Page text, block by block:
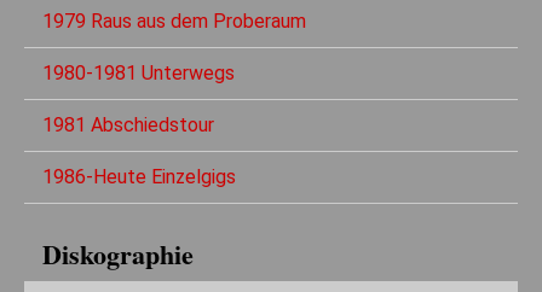
1979 Raus aus dem Proberaum
1980-1981 Unterwegs
1981 Abschiedstour
1986-Heute Einzelgigs
Diskographie